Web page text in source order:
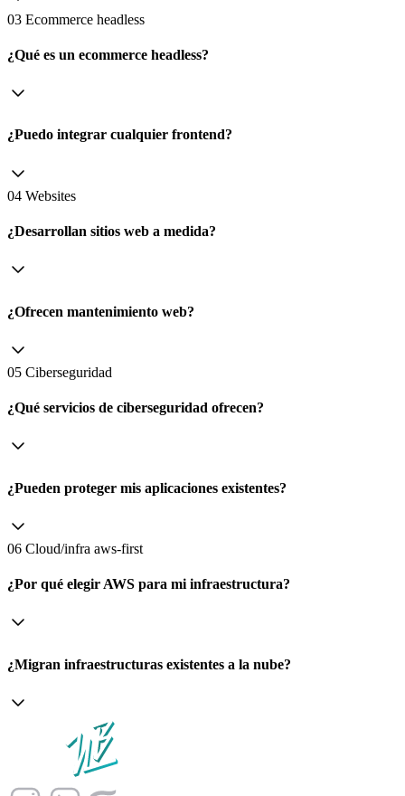
03 Ecommerce headless
¿Qué es un ecommerce headless?
¿Puedo integrar cualquier frontend?
04 Websites
¿Desarrollan sitios web a medida?
¿Ofrecen mantenimiento web?
05 Ciberseguridad
¿Qué servicios de ciberseguridad ofrecen?
¿Pueden proteger mis aplicaciones existentes?
06 Cloud/infra aws-first
¿Por qué elegir AWS para mi infraestructura?
¿Migran infraestructuras existentes a la nube?